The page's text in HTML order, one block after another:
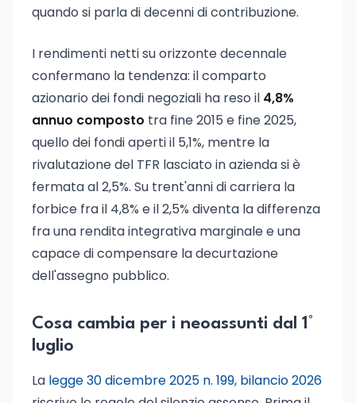
quando si parla di decenni di contribuzione.
I rendimenti netti su orizzonte decennale
confermano la tendenza: il comparto
azionario dei fondi negoziali ha reso il 4,8%
annuo composto tra fine 2015 e fine 2025,
quello dei fondi aperti il 5,1%, mentre la
rivalutazione del TFR lasciato in azienda si è
fermata al 2,5%. Su trent'anni di carriera la
forbice fra il 4,8% e il 2,5% diventa la differenza
fra una rendita integrativa marginale e una
capace di compensare la decurtazione
dell'assegno pubblico.
Cosa cambia per i neoassunti dal 1°
luglio
La legge 30 dicembre 2025 n. 199, bilancio 2026